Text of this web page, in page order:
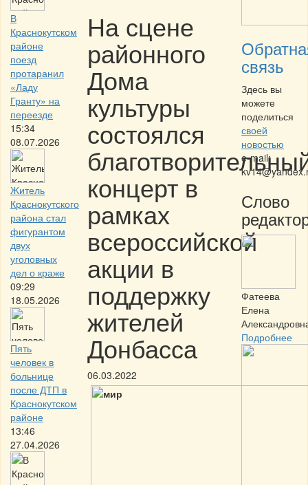
В
Краснокутском
районе
поезд
протаранил
«Ладу
Гранту» на
переезде
15:34
08.07.2026
Житель
Краснокутского
района стал
фигурантом
двух
уголовных
дел о краже
09:29
18.05.2026
Пять
человек в
больнице
после ДТП в
Краснокутском
районе
13:46
27.04.2026
На сцене
районного
Дома
культуры
состоялся
концерт в
рамках
всероссийской
акции в
поддержку
жителей
Донбасса
06.03.2022
связь
Здесь вы
можете
поделиться
своей
новостью
e-mail:
Слово
Фатеева
Елена
Подробнее